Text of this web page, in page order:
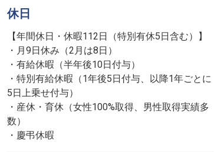
休日
【年間休日・休暇112日（特別有休5日含む）】
・月9日休み（2月は8日）
・有給休暇（半年後10日付与）
・特別有給休暇（1年後5日付与、以降1年ごとに
5日上乗せ付与）
・産休・育休（女性100%取得、男性取得実績多
数）
・慶弔休暇